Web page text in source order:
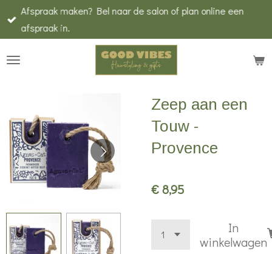
direct
de
Afspraak maken? Bel naar de salon of plan online een
afspraak in.
Zeep aan een
Touw -
Provence
€ 8,95
In
winkelwagen